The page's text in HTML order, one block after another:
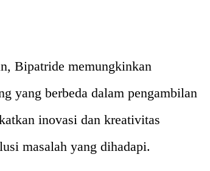
Bipatride memungkinkan
yang berbeda dalam pengambilan
inovasi dan kreativitas
masalah yang dihadapi.